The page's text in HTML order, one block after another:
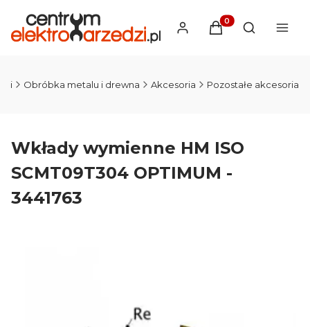
Produkty w
Otwórz
Obróbka metalu i drewna Akcesoria Pozostałe akcesoria
Wkłady wymienne HM ISO
SCMT09T304 OPTIMUM -
3441763